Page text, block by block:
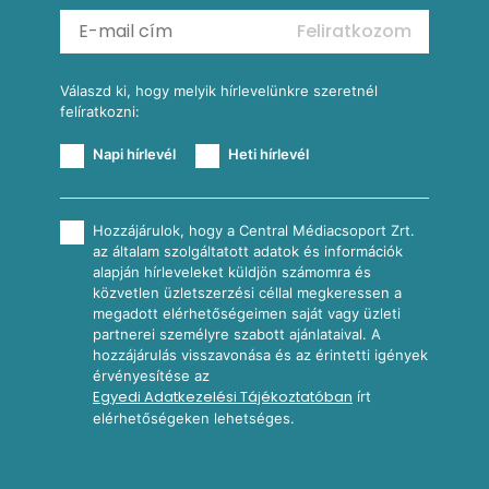
Reggeli receptek
Feliratkozom
Válaszd ki, hogy melyik hírlevelünkre szeretnél
felíratkozni:
Napi hírlevél Heti hírlevél
Hozzájárulok, hogy a Central Médiacsoport Zrt.
az általam szolgáltatott adatok és információk
alapján hírleveleket küldjön számomra és
közvetlen üzletszerzési céllal megkeressen a
megadott elérhetőségeimen saját vagy üzleti
partnerei személyre szabott ajánlataival. A
hozzájárulás visszavonása és az érintetti igények
érvényesítése az
Egyedi Adatkezelési Tájékoztatóban írt
elérhetőségeken lehetséges.